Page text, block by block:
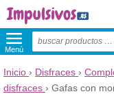
Menú
Inicio › Disfraces ›
disfraces › Gafas con